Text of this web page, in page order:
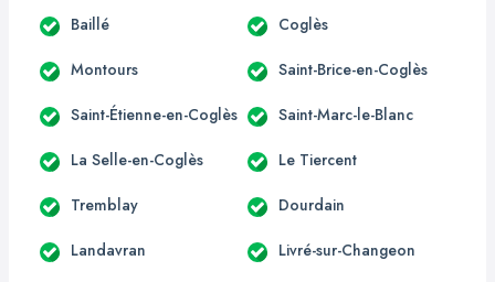
Baillé Coglès
Montours Saint-Brice-en-Coglès
Saint-Étienne-en-Coglès Saint-Marc-le-Blanc
La Selle-en-Coglès Le Tiercent
Tremblay Dourdain
Landavran Livré-sur-Changeon